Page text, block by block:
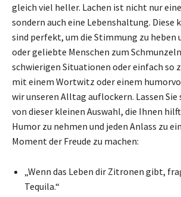
gleich viel heller. Lachen ist nicht nur
sondern auch eine Lebenshaltung. Diese
sind perfekt, um die Stimmung zu heben
oder geliebte Menschen zum
schwierigen Situationen oder einfach so
mit einem Wortwitz oder einem
wir unseren Alltag auflockern. Lassen
von dieser kleinen Auswahl, die Ihnen
Humor zu nehmen und jeden Anlass zu
Moment der Freude zu machen:
„Wenn das Leben dir Zitronen gibt,
Tequila.“